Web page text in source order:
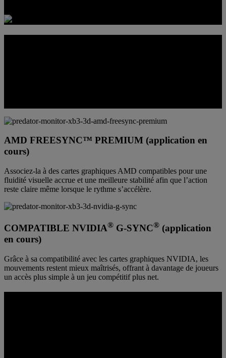
AMD FREESYNC™ PREMIUM (application en
cours)
Associez-la à des cartes graphiques AMD compatibles pour une
fluidité visuelle accrue et une meilleure stabilité afin que l’action
reste claire même lorsque le rythme s’accélère.
COMPATIBLE NVIDIA® G-SYNC® (application
en cours)
Grâce à sa compatibilité avec les cartes graphiques NVIDIA, les
mouvements restent mieux maîtrisés, offrant à davantage de joueurs
un accès plus simple à un jeu compétitif plus net.